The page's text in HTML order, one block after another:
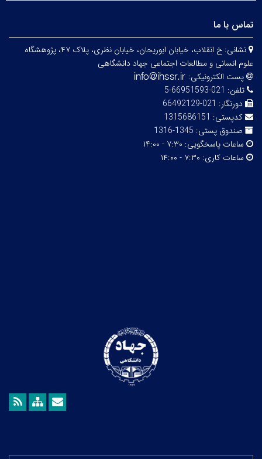
تماس با ما
نشانی:
خ انقلاب، خیابان ابوریحان، خیابان نظری، پلاک ۴۷، پژوهشگاه
علوم انسانی و مطالعات اجتماعی جهاد دانشگاهی
پست الکترونیکی:
تلفن: 021-66951593-5
دورنگار: 021-66492129
کدپستی: 1315686151
صندوق پستی: 1345-1316
ساعات پاسخگویی: ۷:۳۰ - ۱۴:۰۰
ساعات کاری: ۷:۳۰ - ۱۴:۰۰